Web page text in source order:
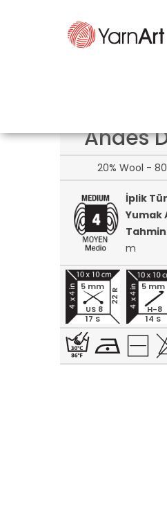
Andes
20% Wool -
İplik
Yumak
m
17 S
22 R
5 mm
US 8
14 S
5 mm
H-8